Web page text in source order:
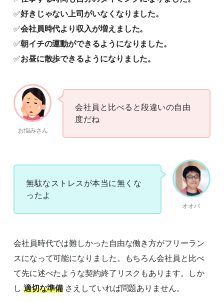
✅好きじゃない上司がいなくなりました。
✅会社員時代より収入が増えました。
✅朝イチの運動ができるようになりました。
✅お昼に散歩できるようになりました。
お悩みさん
会社員と比べると段違いの自由
度だね
オオバ
無駄なストレスが本当に無くな
ったよ
会社員時代では難しかった自由な働き方がフリーラン
スになって可能になりました。もちろん会社員と比べ
て先に述べたような契約終了リスクもあります。しか
し 適切な準備 さえしていれば問題ありません。